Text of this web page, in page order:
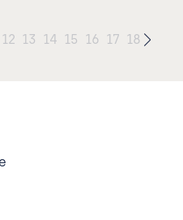
12 13 14 15 16 17 18